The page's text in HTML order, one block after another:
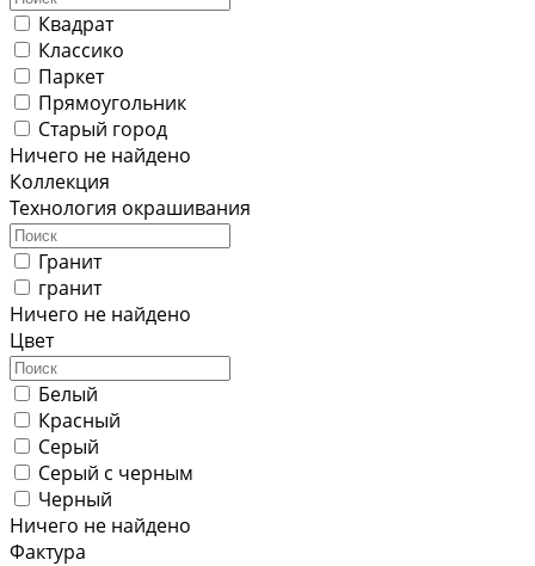
Квадрат
Классико
Паркет
Прямоугольник
Старый город
Ничего не найдено
Коллекция
Технология окрашивания
Гранит
гранит
Ничего не найдено
Цвет
Белый
Красный
Серый
Серый с черным
Черный
Ничего не найдено
Фактура